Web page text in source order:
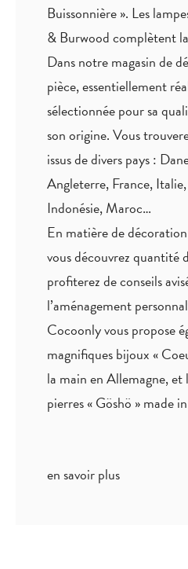
Buissonnière ». Les
& Burwood complètent
Dans notre magasin de
pièce,essentiellement
sélectionnée pour sa
son origine. Vous
issus de divers pays :
Angleterre, France,
Indonésie, Maroc…
En matière de
vous découvrez quantité
profiterez deconseils
l’aménagement
Cocoonly vous propose
magnifiques bijoux «
la main en Allemagne, et
pierres « Göshö » made
en savoir plus